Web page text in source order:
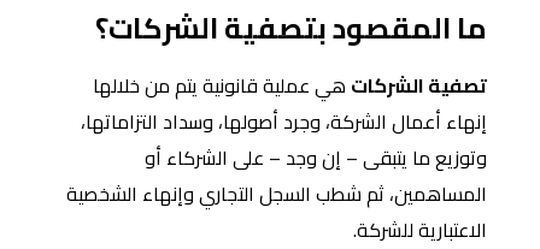
ما المقصود بتصفية الشركات؟
تصفية الشركات هي عملية قانونية يتم من خلالها
إنهاء أعمال الشركة، وجرد أصولها، وسداد التزاماتها،
وتوزيع ما يتبقى – إن وجد – على الشركاء أو
المساهمين، ثم شطب السجل التجاري وإنهاء الشخصية
الاعتبارية للشركة.